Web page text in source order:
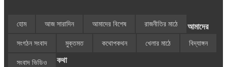
হোম আজ সারাদিন আমাদের বিশেষ রাজনীতির মাঠে
সংগঠন সংবাদ মুক্তমত কথোপকথন খেলার মাঠে বিদ্যাঙ্গন
সংবাদ ভিডিও
আমাদের
কথা